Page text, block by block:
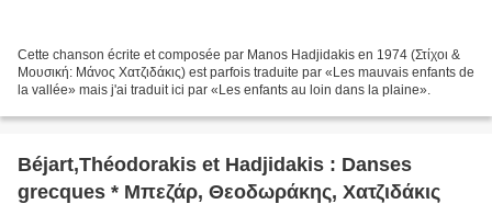
Cette chanson écrite et composée par Manos Hadjidakis en 1974 (Στίχοι &
Μουσική: Μάνος Χατζιδάκις) est parfois traduite par «Les mauvais enfants de
la vallée» mais j'ai traduit ici par «Les enfants au loin dans la plaine».
Béjart,Théodorakis et Hadjidakis : Danses
grecques * Μπεζάρ, Θεοδωράκης, Χατζιδάκις